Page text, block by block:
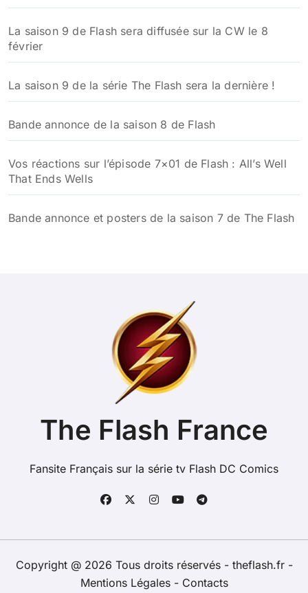
La saison 9 de Flash sera diffusée sur la CW le 8
février
La saison 9 de la série The Flash sera la dernière !
Bande annonce de la saison 8 de Flash
Vos réactions sur l’épisode 7×01 de Flash : All’s Well
That Ends Wells
Bande annonce et posters de la saison 7 de The Flash
The Flash France
Fansite Français sur la série tv Flash DC Comics
Copyright @ 2026 Tous droits réservés - theflash.fr -
Mentions Légales - Contacts